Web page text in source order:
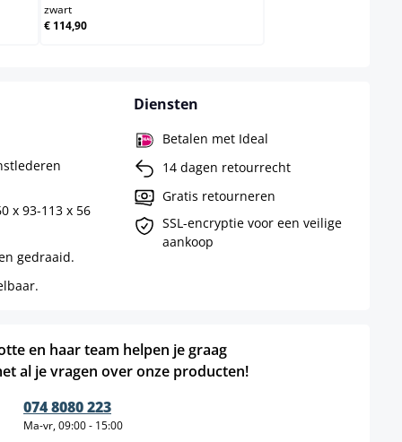
zwart
€ 114,90
x 93-113 x 56
gedraaid.
Diensten
Betalen met Ideal
14 dagen retourrecht
Gratis retourneren
SSL-encryptie voor een veilige
aankoop
en haar team helpen je graag
al je vragen over onze producten!
074 8080 223
Ma-vr, 09:00 - 15:00